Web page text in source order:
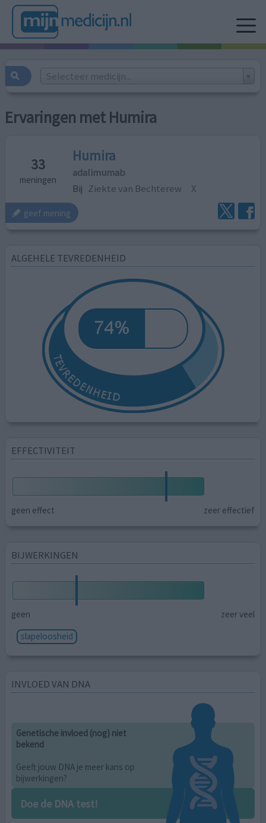
Selecteer medicijn...
Ervaringen met Humira
33
meningen
Humira
adalimumab
Bij Ziekte van Bechterew X
geef mening
ALGEHELE TEVREDENHEID
EFFECTIVITEIT
geen effect zeer effectief
BIJWERKINGEN
geen
zeer veel
slapeloosheid
INVLOED VAN DNA
Genetische invloed (nog) niet
bekend
Geeft jouw DNA je meer kans op
bijwerkingen?
Doe de DNA test!